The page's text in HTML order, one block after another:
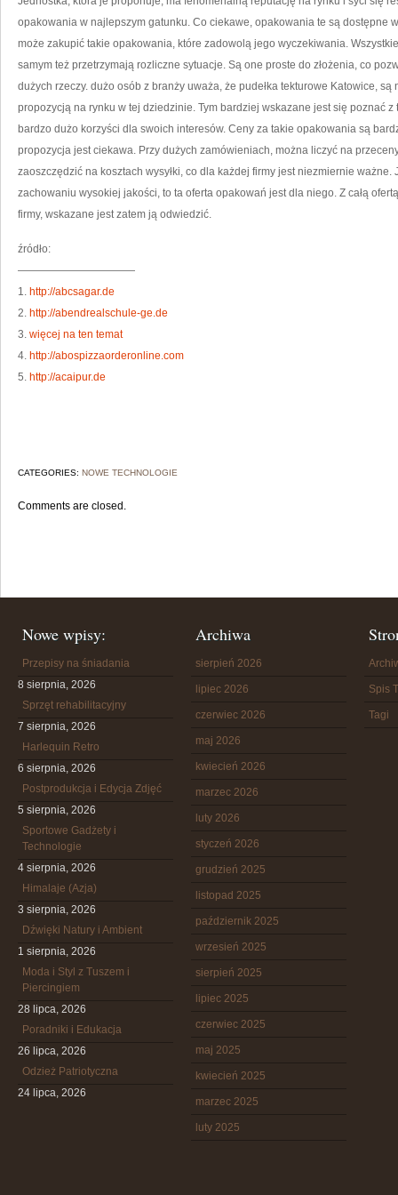
opakowania w najlepszym gatunku. Co ciekawe, opakowania te są dostępne
może zakupić takie opakowania, które zadowolą jego wyczekiwania.
samym też przetrzymają rozliczne sytuacje. Są one proste do złożenia, co
dużych rzeczy. dużo osób z branży uważa, że pudełka tekturowe Katowice,
propozycją na rynku w tej dziedzinie. Tym bardziej wskazane jest się poznać
bardzo dużo korzyści dla swoich interesów. Ceny za takie opakowania są
propozycja jest ciekawa. Przy dużych zamówieniach, można liczyć na
zaoszczędzić na kosztach wysyłki, co dla każdej firmy jest niezmiernie
zachowaniu wysokiej jakości, to ta oferta opakowań jest dla niego. Z całą
firmy, wskazane jest zatem ją odwiedzić.
źródło:
———————————
1. http://abcsagar.de
2. http://abendrealschule-ge.de
3. więcej na ten temat
4. http://abospizzaorderonline.com
5. http://acaipur.de
CATEGORIES: NOWE TECHNOLOGIE
Comments are closed.
Nowe wpisy:
Przepisy na śniadania
8 sierpnia, 2026
Sprzęt rehabilitacyjny
7 sierpnia, 2026
Harlequin Retro
6 sierpnia, 2026
Postprodukcja i Edycja Zdjęć
5 sierpnia, 2026
Sportowe Gadżety i
Technologie
4 sierpnia, 2026
Himalaje (Azja)
3 sierpnia, 2026
Dźwięki Natury i Ambient
1 sierpnia, 2026
Moda i Styl z Tuszem i
Piercingiem
28 lipca, 2026
Poradniki i Edukacja
26 lipca, 2026
Odzież Patriotyczna
24 lipca, 2026
Archiwa
sierpień 2026
lipiec 2026
czerwiec 2026
maj 2026
kwiecień 2026
marzec 2026
luty 2026
styczeń 2026
grudzień 2025
listopad 2025
październik 2025
wrzesień 2025
sierpień 2025
lipiec 2025
czerwiec 2025
maj 2025
kwiecień 2025
marzec 2025
luty 2025
Spis
Tagi